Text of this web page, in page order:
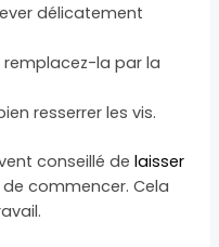
délicatement
la par la
resserrer les vis.
conseillé delaisser
commencer. Cela